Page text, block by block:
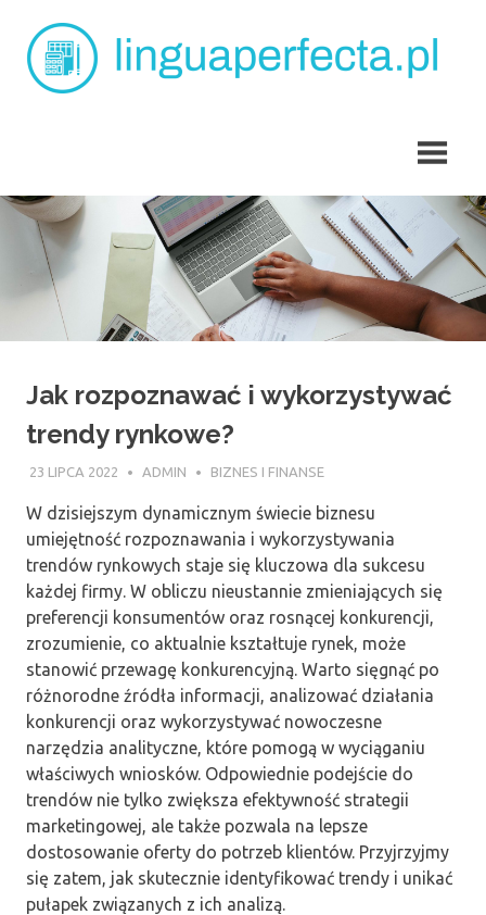
content
Jak rozpoznawać i wykorzystywać
trendy rynkowe?
23 LIPCA 2022 ADMIN BIZNES I FINANSE
W dzisiejszym dynamicznym świecie biznesu
umiejętność rozpoznawania i wykorzystywania
trendów rynkowych staje się kluczowa dla sukcesu
każdej firmy. W obliczu nieustannie zmieniających się
preferencji konsumentów oraz rosnącej konkurencji,
zrozumienie, co aktualnie kształtuje rynek, może
stanowić przewagę konkurencyjną. Warto sięgnąć po
różnorodne źródła informacji, analizować działania
konkurencji oraz wykorzystywać nowoczesne
narzędzia analityczne, które pomogą w wyciąganiu
właściwych wniosków. Odpowiednie podejście do
trendów nie tylko zwiększa efektywność strategii
marketingowej, ale także pozwala na lepsze
dostosowanie oferty do potrzeb klientów. Przyjrzyjmy
się zatem, jak skutecznie identyfikować trendy i unikać
pułapek związanych z ich analizą.